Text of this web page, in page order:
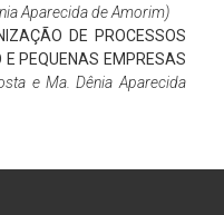
Aparecida de Amorim)
DE PROCESSOS
PEQUENAS EMPRESAS
e Ma. Dênia Aparecida